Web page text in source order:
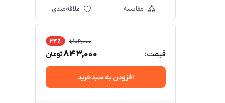
مقایسه علاقه‌مندی
قیمت:
1,106,000 24٪
843,000تومان
افزودن به سبدخرید